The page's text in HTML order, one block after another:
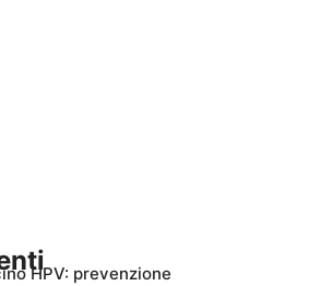
HPV: prevenzione